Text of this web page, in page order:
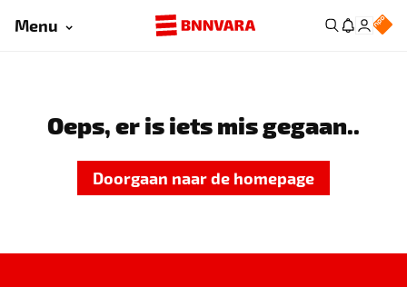
Menu
Oeps, er is iets mis gegaan..
Doorgaan naar de homepage